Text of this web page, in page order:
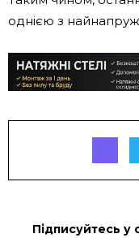
однією з
Підписуйтесь